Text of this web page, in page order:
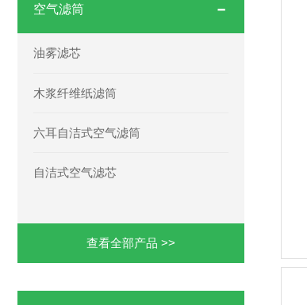
空气滤筒
油雾滤芯
木浆纤维纸滤筒
六耳自洁式空气滤筒
自洁式空气滤芯
查看全部产品 >>